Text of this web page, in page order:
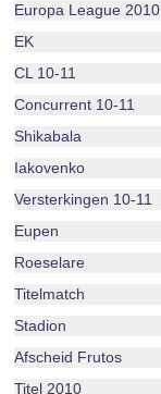
Europa League 2010
EK
CL 10-11
Concurrent 10-11
Shikabala
Iakovenko
Versterkingen 10-11
Eupen
Roeselare
Titelmatch
Stadion
Afscheid Frutos
Titel 2010